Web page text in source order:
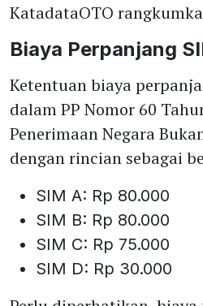
KatadataOTO
Biaya Perpanjang
Ketentuan biaya
dalam PP Nomor 60
Penerimaan Negara
dengan rincian sebagai
SIM A: Rp 80.000
SIM B: Rp 80.000
SIM C: Rp 75.000
SIM D: Rp 30.000